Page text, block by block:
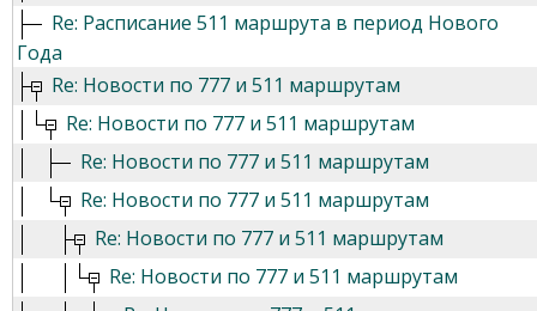
Re: Расписание 511 маршрута в период Нового
Года
Re: Новости по 777 и 511 маршрутам
Re: Новости по 777 и 511 маршрутам
Re: Новости по 777 и 511 маршрутам
Re: Новости по 777 и 511 маршрутам
Re: Новости по 777 и 511 маршрутам
Re: Новости по 777 и 511 маршрутам